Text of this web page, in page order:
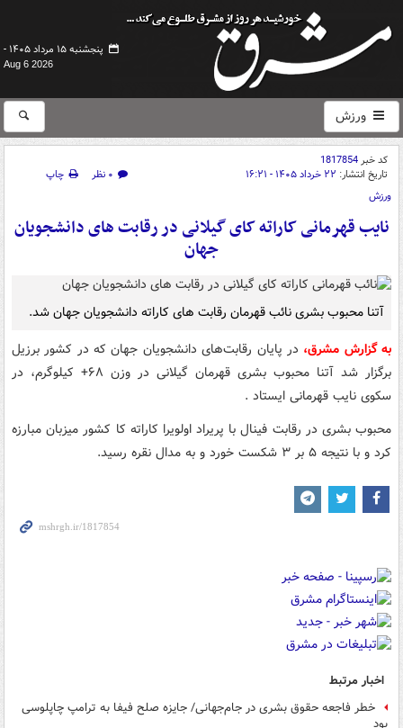
پنجشنبه ۱۵ مرداد ۱۴۰۵ -
Aug 6 2026
ورزش
کد خبر1817854
تاریخ انتشار: ۲۲ خرداد ۱۴۰۵ - ۱۶:۲۱ ۰ نظر
چاپ
ورزش
نایب قهرمانی کاراته کای گیلانی در رقابت های دانشجویان
جهان
آتنا محبوب بشری نائب قهرمان رقابت های کاراته دانشجویان جهان شد.
به گزارش مشرق، در پایان رقابت‌های دانشجویان جهان که در کشور برزیل
برگزار شد آتنا محبوب بشری قهرمان گیلانی در وزن ۶۸+ کیلوگرم، در
سکوی نایب قهرمانی ایستاد .
محبوب بشری در رقابت فینال با پریراد اولویرا کاراته کا کشور میزبان مبارزه
کرد و با نتیجه ۵ بر ۳ شکست خورد و به مدال نقره رسید.
اخبار مرتبط
خطر فاجعه حقوق بشری در جام‌جهانی/ جایزه صلح فیفا به ترامپ چاپلوسی
بود